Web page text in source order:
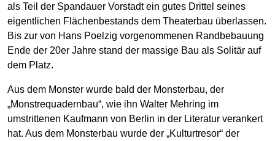
als Teil der Spandauer Vorstadt ein gutes Drittel seines
eigentlichen Flächenbestands dem Theaterbau überlassen.
Bis zur von Hans Poelzig vorgenommenen Randbebauung
Ende der 20er Jahre stand der massige Bau als Solitär auf
dem Platz.
Aus dem Monster wurde bald der Monsterbau, der
„Monstrequadernbau“, wie ihn Walter Mehring im
umstrittenen Kaufmann von Berlin in der Literatur verankert
hat. Aus dem Monsterbau wurde der „Kulturtresor“ der